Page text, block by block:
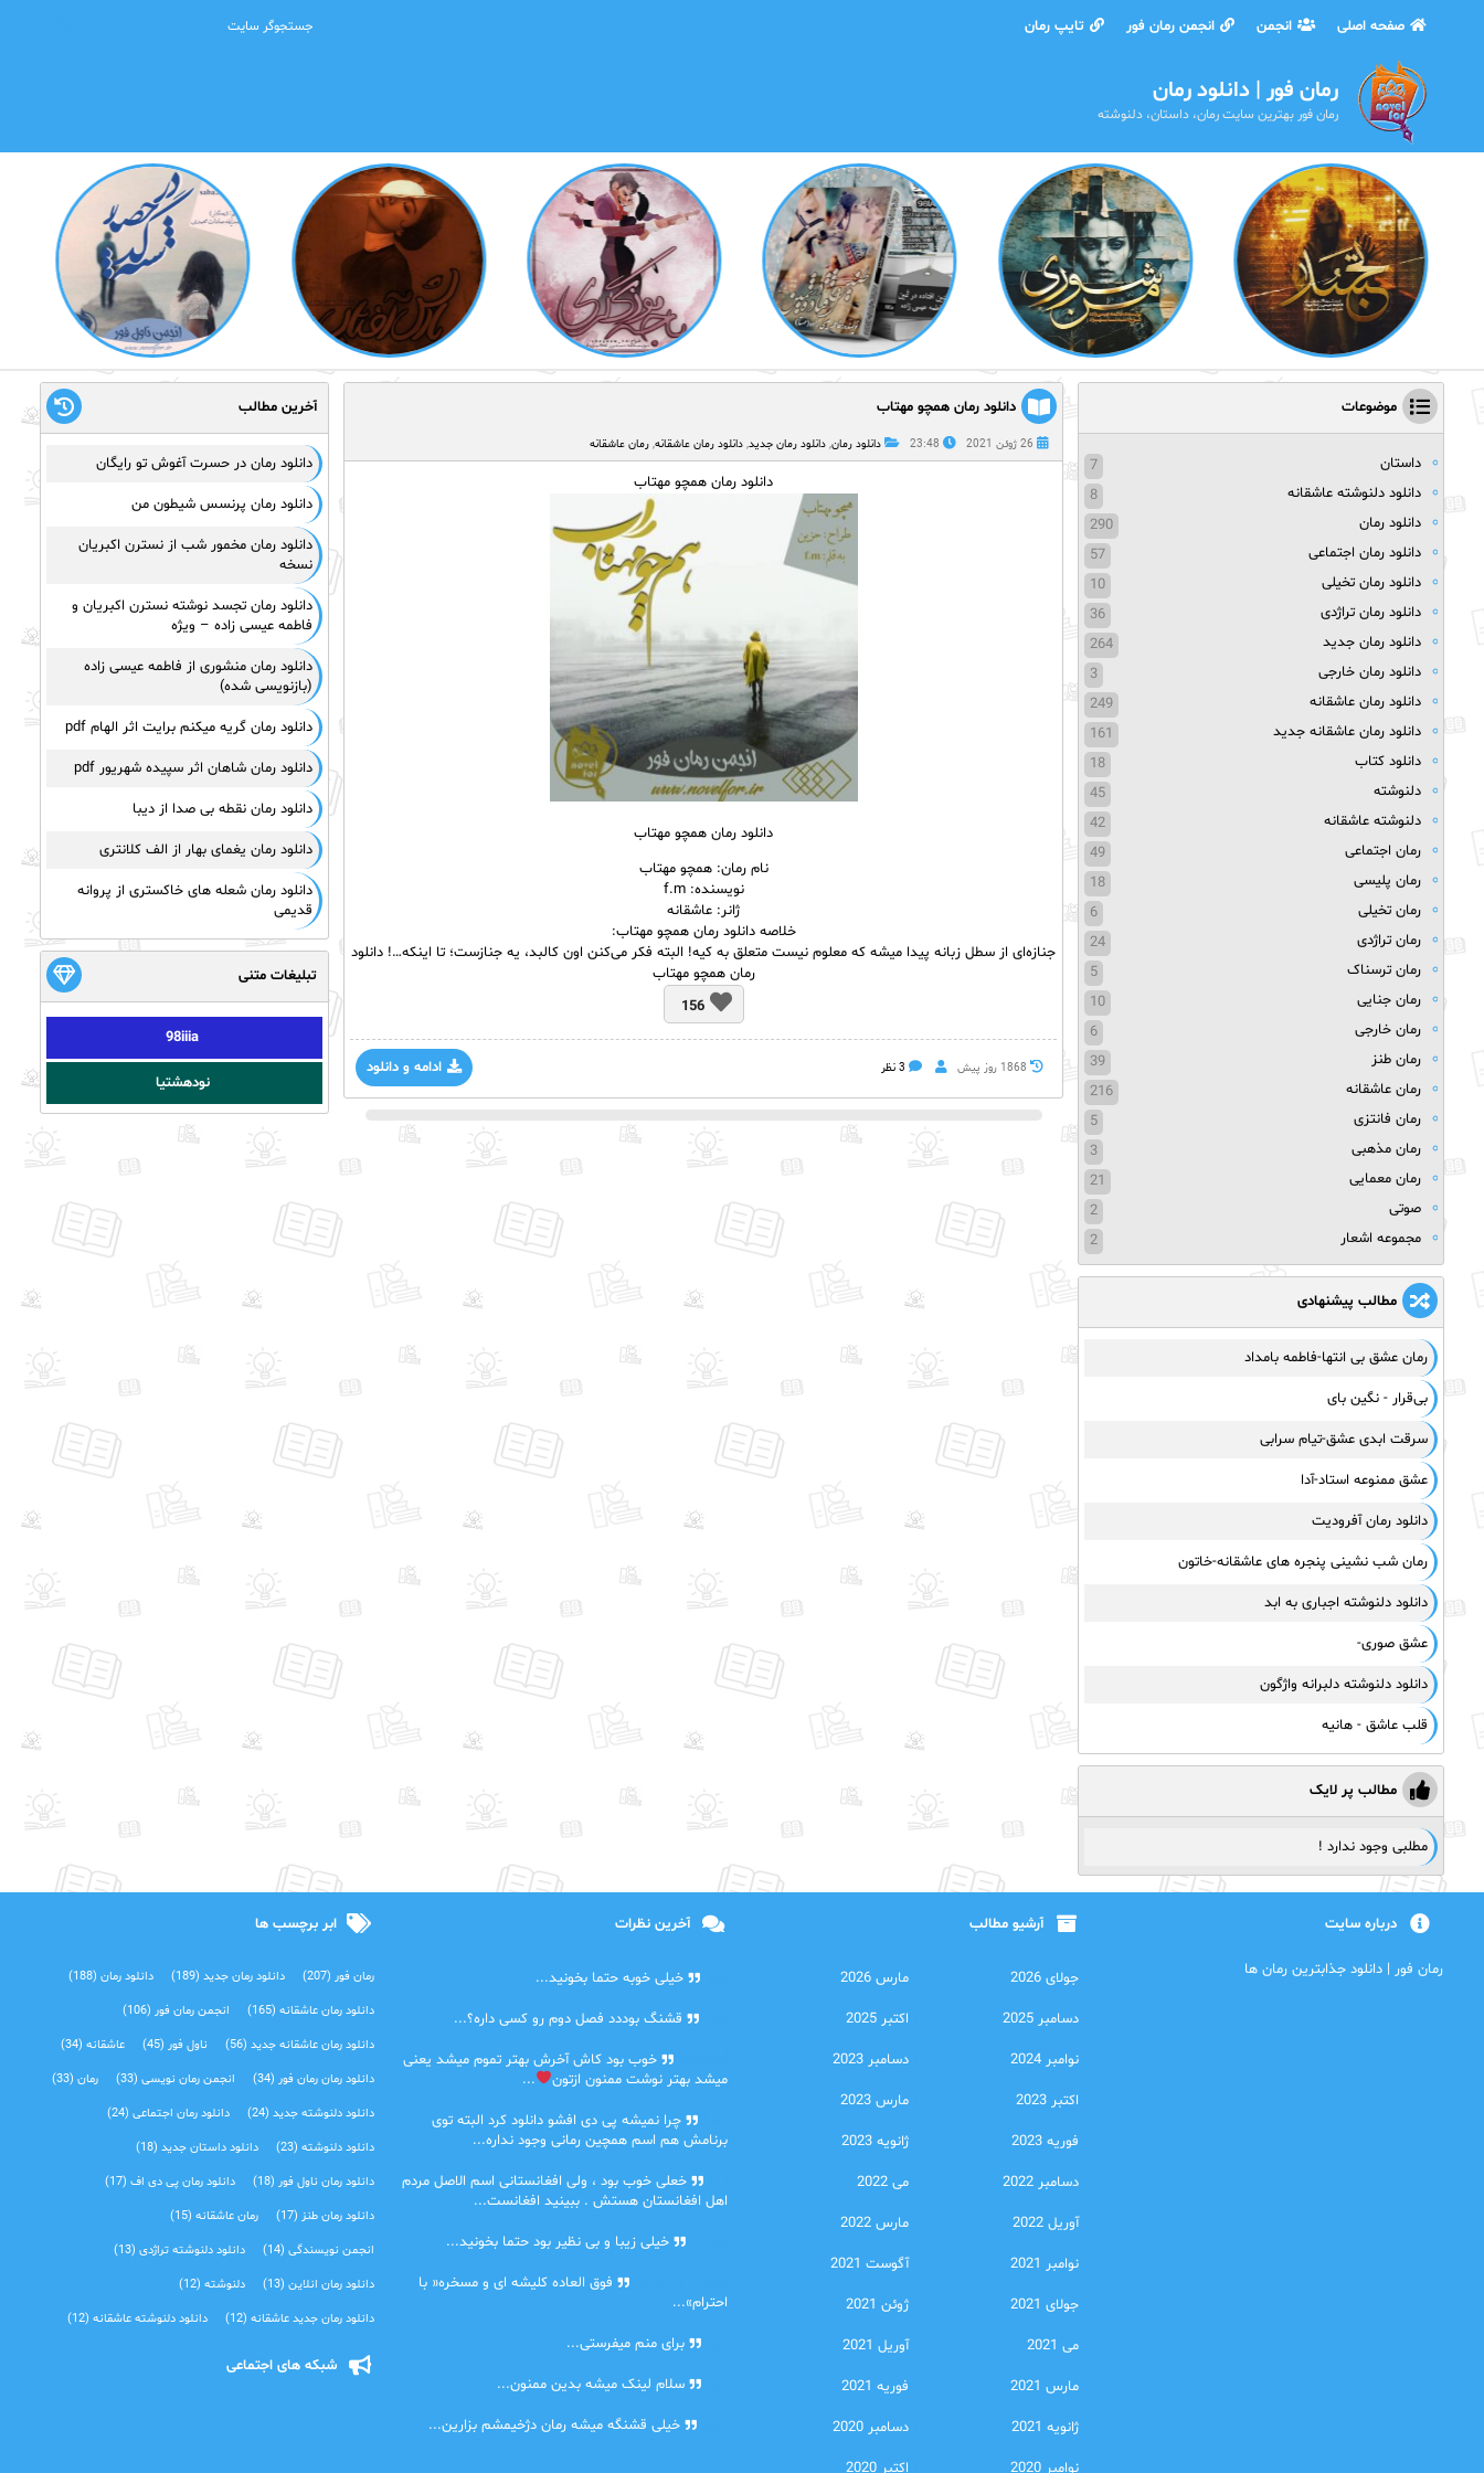
صفحه اصلی انجمن انجمن رمان فور تایپ رمان
رمان فور | دانلود رمان
رمان فور بهترین سایت رمان، داستان، دلنوشته
دانلود رمان همچو مهتاب
26 ژوئن 2021 23:48 دانلود رمان, دانلود رمان جدید, دانلود رمان عاشقانه, رمان عاشقانه
دانلود رمان همچو مهتاب
دانلود رمان همچو مهتاب
نام رمان: همچو مهتاب
نویسنده: f.m
ژانر: عاشقانه
خلاصه دانلود رمان همچو مهتاب:
جنازه‌ای از سطل زبانه پیدا میشه که معلوم نیست متعلق به کیه! البته فکر می‌کنن اون کالبد، یه جنازست؛ تا اینکه…! دانلود
رمان همچو مهتاب
156
ادامه و دانلود 1868 روز پيش 3 نظر
موضوعات
داستان
7
دانلود دلنوشته عاشقانه
8
دانلود رمان
290
دانلود رمان اجتماعی
57
دانلود رمان تخیلی
10
دانلود رمان تراژدی
36
دانلود رمان جدید
264
دانلود رمان خارجی
3
دانلود رمان عاشقانه
249
دانلود رمان عاشقانه جدید
161
دانلود کتاب
18
دلنوشته
45
دلنوشته عاشقانه
42
رمان اجتماعی
49
رمان پلیسی
18
رمان تخیلی
6
رمان تراژدی
24
رمان ترسناک
5
رمان جنایی
10
رمان خارجی
6
رمان طنز
39
رمان عاشقانه
216
رمان فانتزی
5
رمان مذهبی
3
رمان معمایی
21
صوتی
2
مجموعه اشعار
2
مطالب پیشنهادی
رمان عشق بی انتها-فاطمه بامداد
بی‌قرار - نگین بای
سرقت ابدی عشق-تیام سرابی
عشق ممنوعه استاد-آدا
دانلود رمان آفرودیت
رمان شب‌ نشینی پنجره‌ های‌ عاشقانه‌-خاتون
دانلود دلنوشته اجباری به ابد
عشق صوری-
دانلود دلنوشته دلبرانه واژگون
قلب عاشق - هانیه
مطالب پر لایک
مطلبی وجود ندارد !
آخرین مطالب
دانلود رمان در حسرت آغوش تو رایگان
دانلود رمان پرنسس شیطون من
دانلود رمان مخمور شب از نسترن اکبریان
نسخه
دانلود رمان تجسد نوشته نسترن اکبریان و
فاطمه عیسی زاده – ویژه
دانلود رمان منشوری از فاطمه عیسی زاده
(بازنویسی شده)
دانلود رمان گریه میکنم برایت اثر الهام pdf
دانلود رمان شاهان اثر سپیده شهریور pdf
دانلود رمان نقطه بی صدا از دیبا
دانلود رمان یغمای بهار از الف کلانتری
دانلود رمان شعله های خاکستری از پروانه
قدیمی
تبلیغات متنی
98iiia
نودهشتیا
درباره سایت
رمان فور | دانلود جذابترین رمان ها
آرشیو مطالب
جولای 2026 مارس 2026
دسامبر 2025 اکتبر 2025
نوامبر 2024 دسامبر 2023
اکتبر 2023 مارس 2023
فوریه 2023 ژانویه 2023
دسامبر 2022 می 2022
آوریل 2022 مارس 2022
نوامبر 2021 آگوست 2021
جولای 2021 ژوئن 2021
می 2021 آوریل 2021
مارس 2021 فوریه 2021
ژانویه 2021 دسامبر 2020
نوامبر 2020 اکتبر 2020
آخرین نظرات
خیلی خوبه حتما بخونید...
قشنگ بوددد فصل دوم رو کسی داره؟...
خوب بود کاش آخرش بهتر تموم میشد یعنی
میشد بهتر نوشت ممنون ازتون
...
چرا نمیشه پی دی افشو دانلود کرد البته توی
برنامش هم اسم همچین رمانی وجود نداره...
خعلی خوب بود ، ولی افغانستانی اسم الاصل مردم
اهل افغانستان هستش . ببینید افغانست...
خیلی زیبا و بی نظیر بود حتما بخونید...
فوق العاده کلیشه ای و مسخره« با
احترام»...
برای منم میفرستی...
سلام لینک میشه بدین ممنون...
خیلی قشنگه میشه رمان دژخیمشم بزارین...
ابر برچسب ها
رمان فور (207) دانلود رمان جدید (189) دانلود رمان (188)
دانلود رمان عاشقانه (165) انجمن رمان فور (106)
دانلود رمان عاشقانه جدید (56) ناول فور (45) عاشقانه (34)
دانلود رمان رمان فور (34) انجمن رمان نویسی (33) رمان (33)
دانلود دلنوشته جدید (24) دانلود رمان اجتماعی‌ (24)
دانلود دلنوشته (23) دانلود داستان جدید (18)
دانلود رمان ناول فور (18) دانلود رمان پی دی اف (17)
دانلود رمان طنز (17) رمان عاشقانه (15)
انجمن نویسندگی (14) دانلود دلنوشته تراژدی‌ (13)
دانلود رمان انلاین (13) دلنوشته (12)
دانلود رمان جدید عاشقانه (12) دانلود دلنوشته عاشقانه (12)
شبکه های اجتماعی